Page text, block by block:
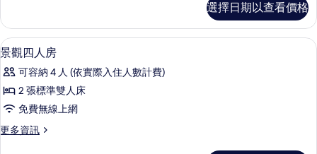
片
標
準
雙
人
床
的
所
房,
張
準
雙
床
的
詳
選擇日期以查看價格
顯
示
景
觀
人
景觀四人房 | 1 間臥室、高級寢具、書
6
景觀四人房
可容納 4 人 (依實際入住人數計費)
2 張標準雙人床
免費無線上網
更多資訊
更